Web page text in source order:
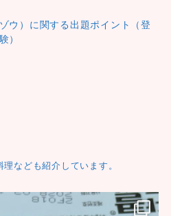
ウ）に関する出題ポイント（登
）
なども紹介しています。